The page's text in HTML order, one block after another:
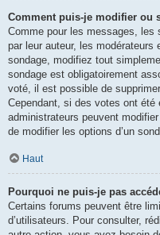
Comment puis-je modifier ou
Comme pour les messages, les
par leur auteur, les
sondage, modifiez tout
sondage est obligatoirement
voté, il est possible de
Cependant, si des votes ont
administrateurs peuvent
de modifier les options d’un
Haut
Pourquoi ne puis-je pas
Certains forums peuvent être
d’utilisateurs. Pour consulter,